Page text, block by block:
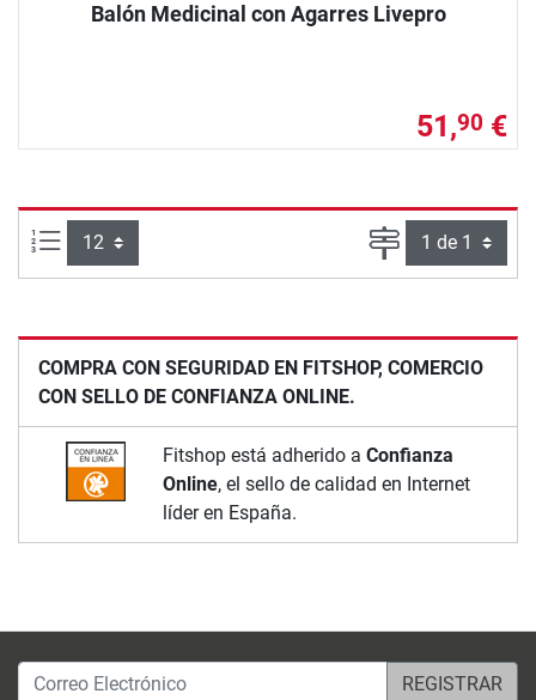
Balón Medicinal con Agarres Livepro
51,90 €
Artículos por página: Página
COMPRA CON SEGURIDAD EN FITSHOP, COMERCIO
CON SELLO DE CONFIANZA ONLINE.
Fitshop está adherido a Confianza
Online, el sello de calidad en Internet
líder en España.
Correo Electrónico